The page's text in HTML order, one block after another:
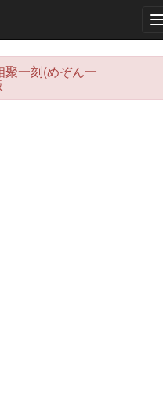
聚一刻(めぞん一